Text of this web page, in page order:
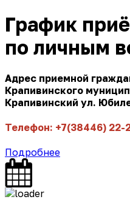
График
по личным
Адрес приемной
Крапивинского
Крапивинский ул.
Телефон: +7(38446) 22-
Подробнее